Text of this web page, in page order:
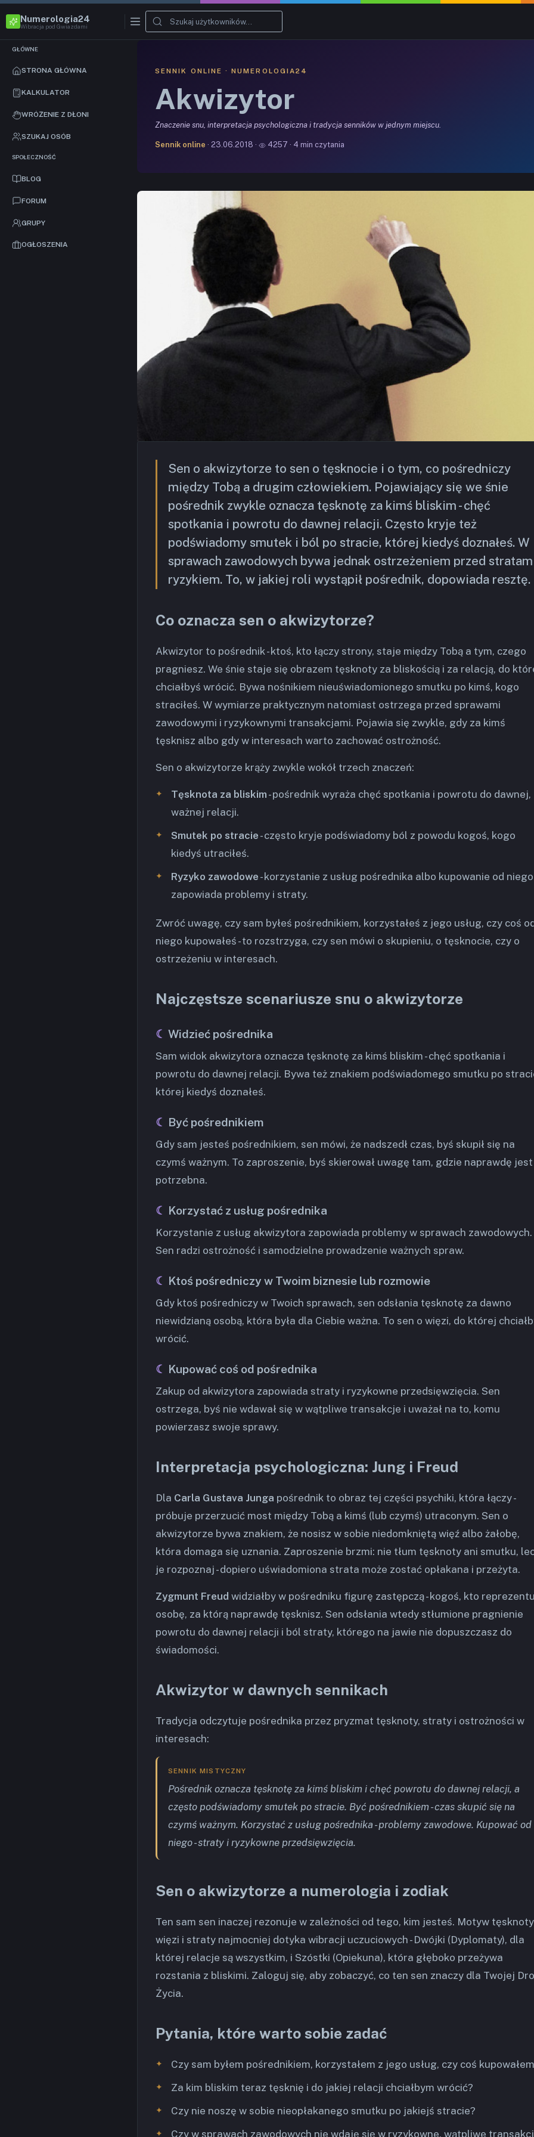
GŁÓWNE
STRONA GŁÓWNA
KALKULATOR
WRÓŻENIE Z DŁONI
SZUKAJ OSÓB
SPOŁECZNOŚĆ
BLOG
FORUM
GRUPY
OGŁOSZENIA
Numerologia24
Wibracja pod Gwiazdami
SENNIK ONLINE · NUMEROLOGIA24
Akwizytor
Znaczenie snu, interpretacja psychologiczna i tradycja senników w jednym miejscu.
Sennik online · 23.06.2018 · 4257 · 4 min czytania
Sen o akwizytorze to sen o tęsknocie i o tym, co pośredniczy
między Tobą a drugim człowiekiem. Pojawiający się we śnie
pośrednik zwykle oznacza tęsknotę za kimś bliskim - chęć
spotkania i powrotu do dawnej relacji. Często kryje też
podświadomy smutek i ból po stracie, której kiedyś doznałeś. W
sprawach zawodowych bywa jednak ostrzeżeniem przed
ryzykiem. To, w jakiej roli wystąpił pośrednik, dopowiada resztę.
Co oznacza sen o akwizytorze?
Akwizytor to pośrednik - ktoś, kto łączy strony, staje między Tobą a tym, czego
pragniesz. We śnie staje się obrazem tęsknoty za bliskością i za relacją, do
chciałbyś wrócić. Bywa nośnikiem nieuświadomionego smutku po kimś, kogo
straciłeś. W wymiarze praktycznym natomiast ostrzega przed sprawami
zawodowymi i ryzykownymi transakcjami. Pojawia się zwykle, gdy za kimś
tęsknisz albo gdy w interesach warto zachować ostrożność.
Sen o akwizytorze krąży zwykle wokół trzech znaczeń:
Tęsknota za bliskim - pośrednik wyraża chęć spotkania i powrotu do dawnej,
ważnej relacji.
Smutek po stracie - często kryje podświadomy ból z powodu kogoś, kogo
kiedyś utraciłeś.
Ryzyko zawodowe - korzystanie z usług pośrednika albo kupowanie od niego
zapowiada problemy i straty.
Zwróć uwagę, czy sam byłeś pośrednikiem, korzystałeś z jego usług, czy coś
niego kupowałeś - to rozstrzyga, czy sen mówi o skupieniu, o tęsknocie, czy o
ostrzeżeniu w interesach.
Najczęstsze scenariusze snu o akwizytorze
Widzieć pośrednika
Sam widok akwizytora oznacza tęsknotę za kimś bliskim - chęć spotkania i
powrotu do dawnej relacji. Bywa też znakiem podświadomego smutku po
której kiedyś doznałeś.
Być pośrednikiem
Gdy sam jesteś pośrednikiem, sen mówi, że nadszedł czas, byś skupił się na
czymś ważnym. To zaproszenie, byś skierował uwagę tam, gdzie naprawdę jest
potrzebna.
Korzystać z usług pośrednika
Korzystanie z usług akwizytora zapowiada problemy w sprawach zawodowych.
Sen radzi ostrożność i samodzielne prowadzenie ważnych spraw.
Ktoś pośredniczy w Twoim biznesie lub rozmowie
Gdy ktoś pośredniczy w Twoich sprawach, sen odsłania tęsknotę za dawno
niewidzianą osobą, która była dla Ciebie ważna. To sen o więzi, do której
wrócić.
Kupować coś od pośrednika
Zakup od akwizytora zapowiada straty i ryzykowne przedsięwzięcia. Sen
ostrzega, byś nie wdawał się w wątpliwe transakcje i uważał na to, komu
powierzasz swoje sprawy.
Interpretacja psychologiczna: Jung i Freud
Dla Carla Gustava Junga pośrednik to obraz tej części psychiki, która łączy -
próbuje przerzucić most między Tobą a kimś (lub czymś) utraconym. Sen o
akwizytorze bywa znakiem, że nosisz w sobie niedomkniętą więź albo żałobę,
która domaga się uznania. Zaproszenie brzmi: nie tłum tęsknoty ani smutku,
je rozpoznaj - dopiero uświadomiona strata może zostać opłakana i przeżyta.
Zygmunt Freud widziałby w pośredniku figurę zastępczą - kogoś, kto
osobę, za którą naprawdę tęsknisz. Sen odsłania wtedy stłumione pragnienie
powrotu do dawnej relacji i ból straty, którego na jawie nie dopuszczasz do
świadomości.
Akwizytor w dawnych sennikach
Tradycja odczytuje pośrednika przez pryzmat tęsknoty, straty i ostrożności w
interesach:
SENNIK MISTYCZNY
Pośrednik oznacza tęsknotę za kimś bliskim i chęć powrotu do dawnej relacji, a
często podświadomy smutek po stracie. Być pośrednikiem - czas skupić się na
czymś ważnym. Korzystać z usług pośrednika - problemy zawodowe. Kupować od
niego - straty i ryzykowne przedsięwzięcia.
Sen o akwizytorze a numerologia i zodiak
Ten sam sen inaczej rezonuje w zależności od tego, kim jesteś. Motyw
więzi i straty najmocniej dotyka wibracji uczuciowych - Dwójki (Dyplomaty), dla
której relacje są wszystkim, i Szóstki (Opiekuna), która głęboko przeżywa
rozstania z bliskimi. Zaloguj się, aby zobaczyć, co ten sen znaczy dla Twojej
Życia.
Pytania, które warto sobie zadać
Czy sam byłem pośrednikiem, korzystałem z jego usług, czy coś
Za kim bliskim teraz tęsknię i do jakiej relacji chciałbym wrócić?
Czy nie noszę w sobie nieopłakanego smutku po jakiejś stracie?
Czy w sprawach zawodowych nie wdaję się w ryzykowne, wątpliwe